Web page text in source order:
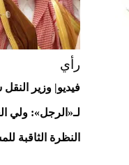
أغلى 10 عطور
استثنائية
رأي
فيديو| وزير
لـ«الرجل»: ولي
النظرة الثاقبة